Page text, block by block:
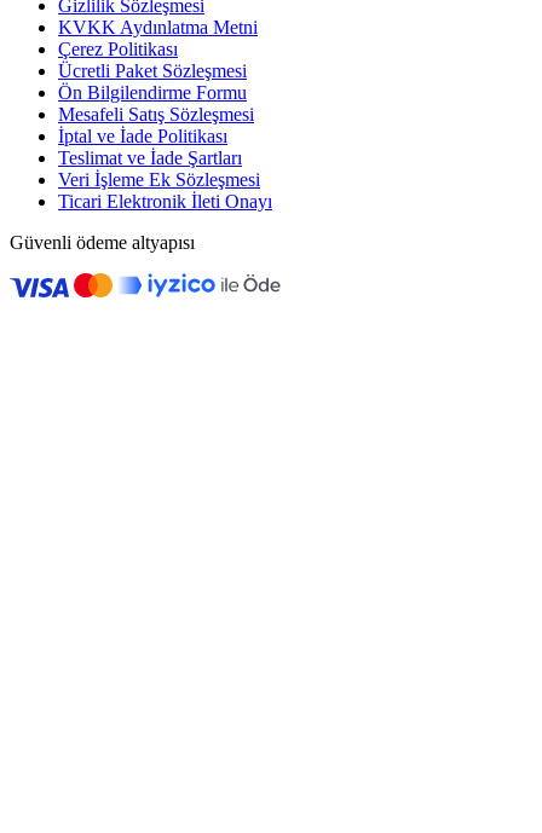
Gizlilik Sözleşmesi
KVKK Aydınlatma Metni
Çerez Politikası
Ücretli Paket Sözleşmesi
Ön Bilgilendirme Formu
Mesafeli Satış Sözleşmesi
İptal ve İade Politikası
Teslimat ve İade Şartları
Veri İşleme Ek Sözleşmesi
Ticari Elektronik İleti Onayı
Güvenli ödeme altyapısı